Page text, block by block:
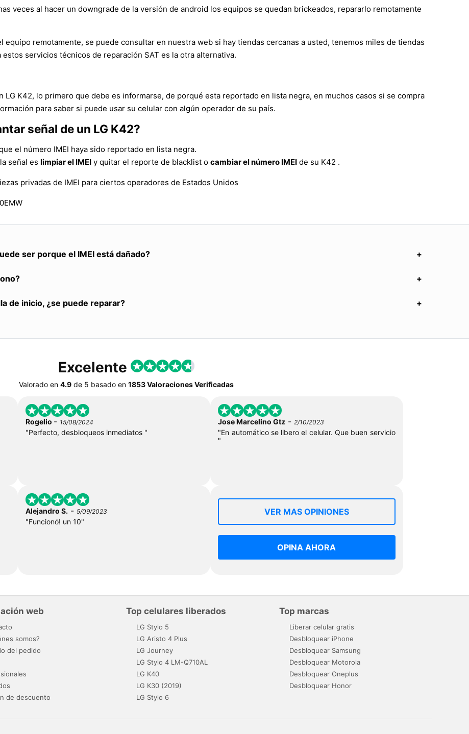
veces al hacer un downgrade de la versión de android los equipos se quedan brickeados, repararlo remotamente
equipo remotamente, se puede consultar en nuestra web si hay tiendas cercanas a usted, tenemos miles de tiendas
servicios técnicos de reparación SAT es la otra alternativa.
LG K42, lo primero que debe es informarse, de porqué esta reportado en lista negra, en muchos casos si se compra
para saber si puede usar su celular con algún operador de su país.
señal de un LG K42?
el número IMEI haya sido reportado en lista negra.
señal es limpiar el IMEI y quitar el reporte de blacklist o cambiar el número IMEI de su K42 .
privadas de IMEI para ciertos operadores de Estados Unidos
ser porque el IMEI está dañado?
de inicio, ¿se puede reparar?
Excelente
Valorado en 4.9de 5 basado en 1853 Valoraciones Verificadas
Rogelio - 15/08/2024
"Perfecto, desbloqueos inmediatos "
Jose Marcelino Gtz - 2/10/2023
"En automático se libero el celular. Que buen servicio
"
Alejandro S. - 5/09/2023
"Funcionó! un 10"
VER MAS OPINIONES
OPINA AHORA
web
somos?
del pedido
de descuento
Top celulares liberados
LG Stylo 5
LG Aristo 4 Plus
LG Journey
LG Stylo 4 LM-Q710AL
LG K40
LG K30 (2019)
LG Stylo 6
Top marcas
Liberar celular gratis
Desbloquear iPhone
Desbloquear Samsung
Desbloquear Motorola
Desbloquear Oneplus
Desbloquear Honor